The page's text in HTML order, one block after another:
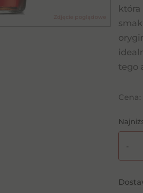
tego
Cena:
Bols
0,7l
-